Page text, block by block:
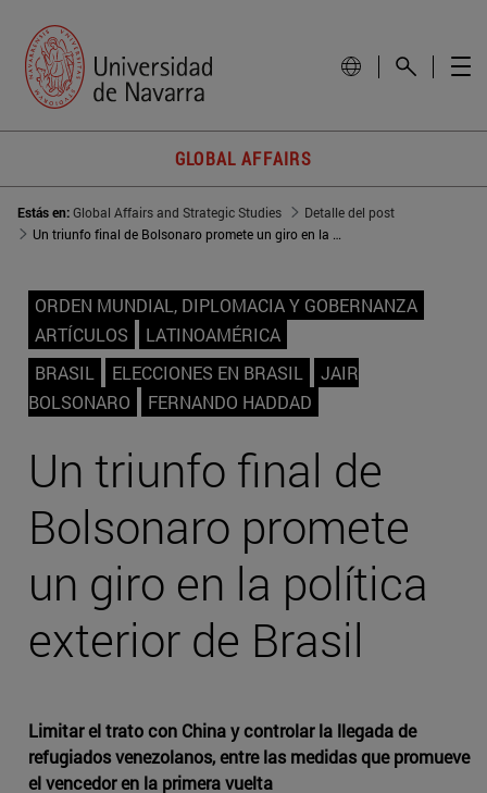
GLOBAL AFFAIRS
Estás en:Global Affairs and Strategic Studies
Detalle del post
Un triunfo final de Bolsonaro promete un giro en la política exterior de Brasil
ORDEN MUNDIAL, DIPLOMACIA Y GOBERNANZA
ARTÍCULOS
LATINOAMÉRICA
BRASIL
ELECCIONES EN BRASIL
JAIR
BOLSONARO
FERNANDO HADDAD
Un triunfo final de
Bolsonaro promete
un giro en la política
exterior de Brasil
Limitar el trato con China y controlar la llegada de
refugiados venezolanos, entre las medidas que promueve
el vencedor en la primera vuelta